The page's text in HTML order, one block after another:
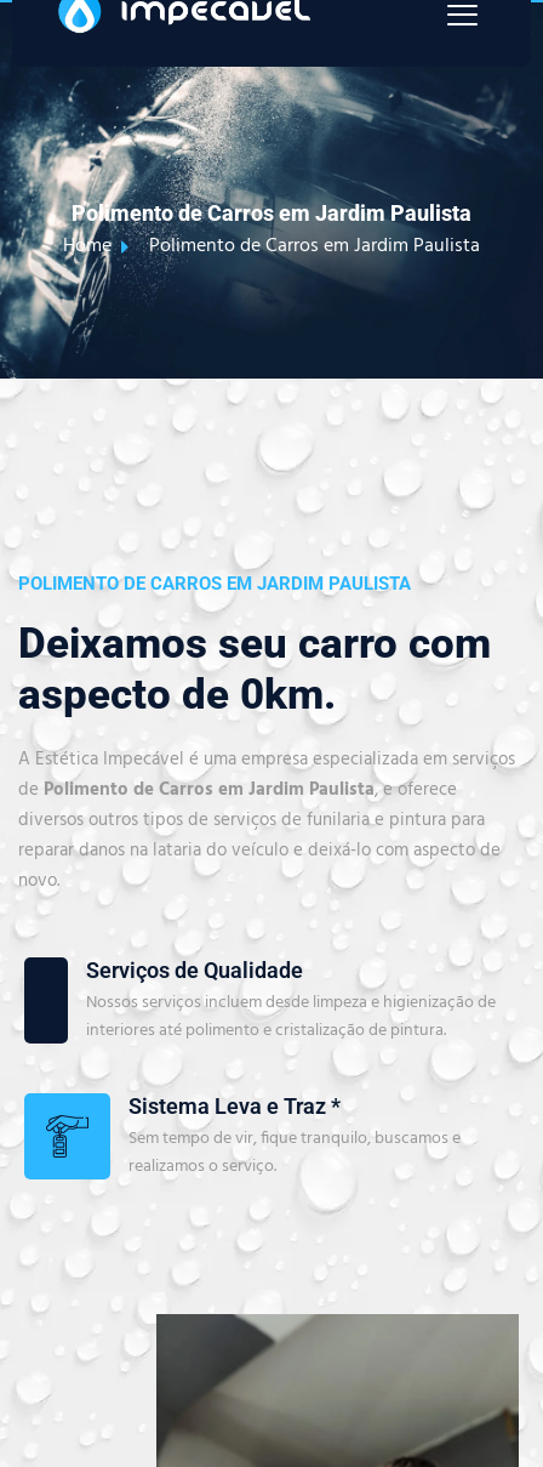
Polimento de Carros em Jardim Paulista
Home Polimento de Carros em Jardim Paulista
POLIMENTO DE CARROS EM JARDIM PAULISTA
Deixamos seu carro com
aspecto de 0km.
A Estética Impecável é uma empresa especializada em serviços
de Polimento de Carros em Jardim Paulista, e oferece
diversos outros tipos de serviços de funilaria e pintura para
reparar danos na lataria do veículo e deixá-lo com aspecto de
novo.
Serviços de Qualidade
Nossos serviços incluem desde limpeza e higienização de
interiores até polimento e cristalização de pintura.
Sistema Leva e Traz *
Sem tempo de vir, fique tranquilo, buscamos e
realizamos o serviço.